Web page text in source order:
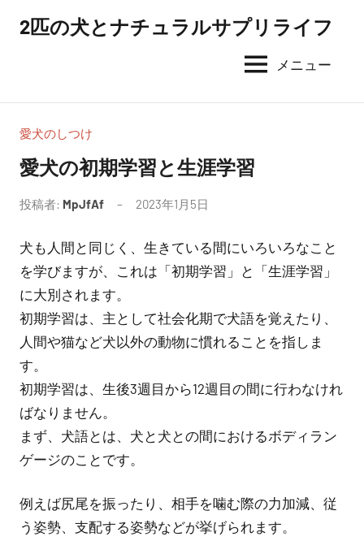
ツ
2匹の犬とナチュラルサプリライフ
メニュー
愛犬のしつけ
愛犬の初期学習と生涯学習
投稿者: MpJfAf 2023年1月5日
犬も人間と同じく、生きている間にいろいろなこと
を学びますが、これは「初期学習」と「生涯学習」
に大別されます。
初期学習は、主として社会化期で犬語を覚えたり、
人間や猫など犬以外の動物に慣れることを指しま
す。
初期学習は、生後3週目から12週目の間に行わなけれ
ばなりません。
まず、犬語とは、犬と犬との間におけるボディラン
ゲージのことです。
例えば尻尾を振ったり、相手を噛む際の力加減、従
う姿勢、支配する姿勢などが挙げられます。